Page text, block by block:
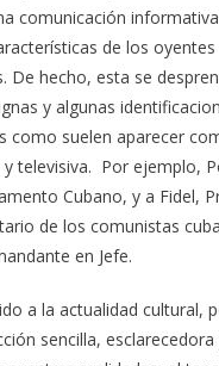
comunicación
de los
De hecho, esta se
y algunas
como suelen aparecer
televisiva. Por ejemplo,
Cubano, y a Fidel,
de los comunistas
en Jefe.
a la actualidad cultural,
sencilla,